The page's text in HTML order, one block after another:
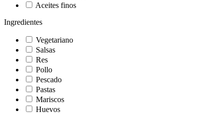
Aceites finos
Ingredientes
Vegetariano
Salsas
Res
Pollo
Pescado
Pastas
Mariscos
Huevos